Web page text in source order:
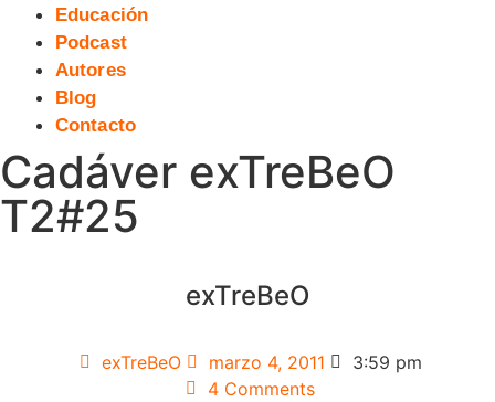
Educación
Podcast
Autores
Blog
Contacto
Cadáver exTreBeO
T2#25
exTreBeO
exTreBeO marzo 4, 2011
3:59 pm
4 Comments